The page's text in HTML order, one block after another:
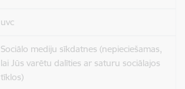
uvc
Sociālo mediju sīkdatnes (nepieciešamas,
lai Jūs varētu dalīties ar saturu sociālajos
tīklos)